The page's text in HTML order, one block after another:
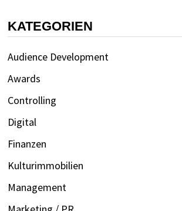
KATEGORIEN
Audience Development
Awards
Controlling
Digital
Finanzen
Kulturimmobilien
Management